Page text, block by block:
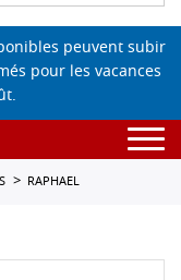
peuvent subir
pour les vacances
RAPHAEL